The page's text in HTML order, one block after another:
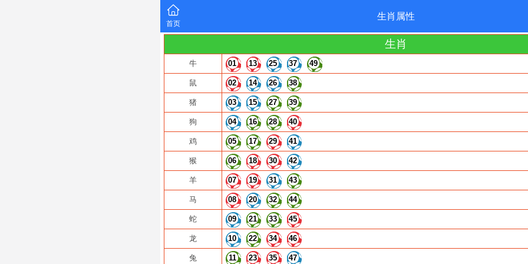
首页
生肖属性
生肖
牛 01 13 25 37 49
鼠 02 14 26 38
猪 03 15 27 39
狗 04 16 28 40
鸡 05 17 29 41
猴 06 18 30 42
羊 07 19 31 43
马 08 20 32 44
蛇 09 21 33 45
龙 10 22 34 46
兔 11 23 35 47